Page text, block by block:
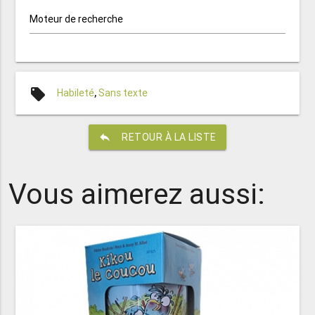
Moteur de recherche
local_offer Habileté,Sans texte
reply RETOUR À LA LISTE
Vous aimerez aussi: